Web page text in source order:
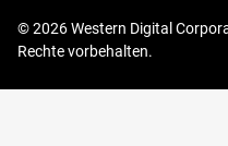
© 2026 Western Digital
Rechte vorbehalten.